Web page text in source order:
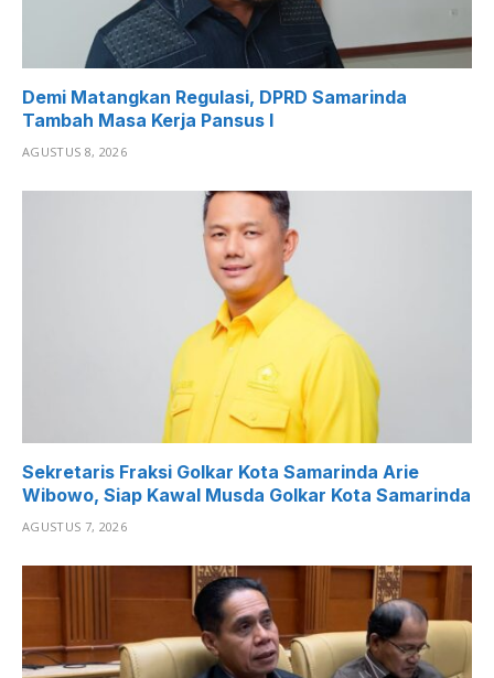
Demi Matangkan Regulasi, DPRD Samarinda
Tambah Masa Kerja Pansus I
AGUSTUS 8, 2026
Sekretaris Fraksi Golkar Kota Samarinda Arie
Wibowo, Siap Kawal Musda Golkar Kota Samarinda
AGUSTUS 7, 2026